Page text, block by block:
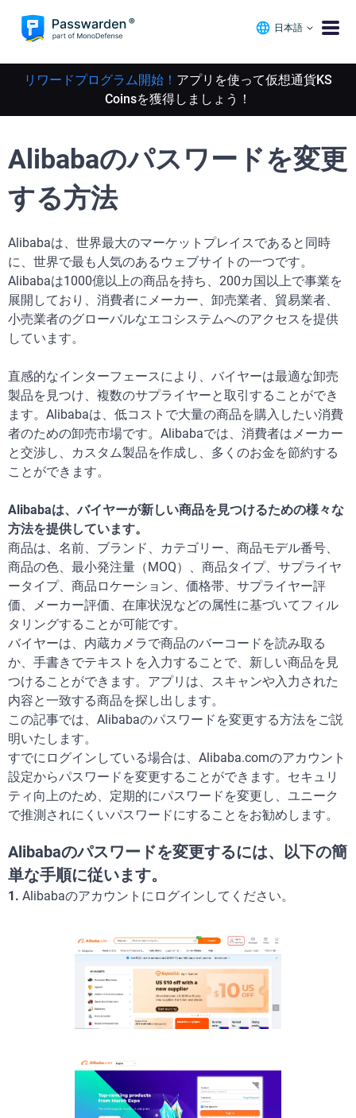
日本語
リワードプログラム開始！ アプリを使って仮想通貨KS
Coinsを獲得しましょう！
Alibabaのパスワードを変更
する方法
Alibabaは、世界最大のマーケットプレイスであると同時
に、世界で最も人気のあるウェブサイトの一つです。
Alibabaは1000億以上の商品を持ち、200カ国以上で事業を
展開しており、消費者にメーカー、卸売業者、貿易業者、
小売業者のグローバルなエコシステムへのアクセスを提供
しています。
直感的なインターフェースにより、バイヤーは最適な卸売
製品を見つけ、複数のサプライヤーと取引することができ
ます。Alibabaは、低コストで大量の商品を購入したい消費
者のための卸売市場です。Alibabaでは、消費者はメーカー
と交渉し、カスタム製品を作成し、多くのお金を節約する
ことができます。
Alibabaは、バイヤーが新しい商品を見つけるための様々な
方法を提供しています。
商品は、名前、ブランド、カテゴリー、商品モデル番号、
商品の色、最小発注量（MOQ）、商品タイプ、サプライヤ
ータイプ、商品ロケーション、価格帯、サプライヤー評
価、メーカー評価、在庫状況などの属性に基づいてフィル
タリングすることが可能です。
バイヤーは、内蔵カメラで商品のバーコードを読み取る
か、手書きでテキストを入力することで、新しい商品を見
つけることができます。アプリは、スキャンや入力された
内容と一致する商品を探し出します。
この記事では、Alibabaのパスワードを変更する方法をご説
明いたします。
すでにログインしている場合は、Alibaba.comのアカウント
設定からパスワードを変更することができます。セキュリ
ティ向上のため、定期的にパスワードを変更し、ユニーク
で推測されにくいパスワードにすることをお勧めします。
Alibabaのパスワードを変更するには、以下の簡
単な手順に従います。
1. Alibabaのアカウントにログインしてください。